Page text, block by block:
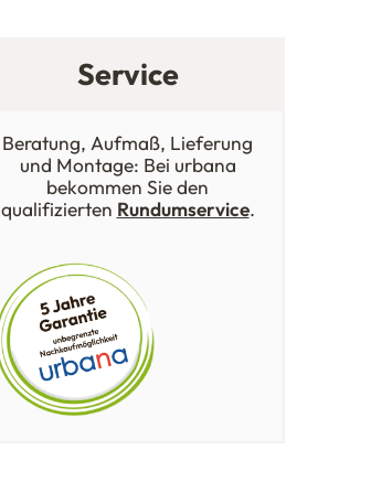
Service
Beratung, Aufmaß, Lieferung
und Montage: Bei urbana
bekommen Sie den
qualifizierten Rundumservice.